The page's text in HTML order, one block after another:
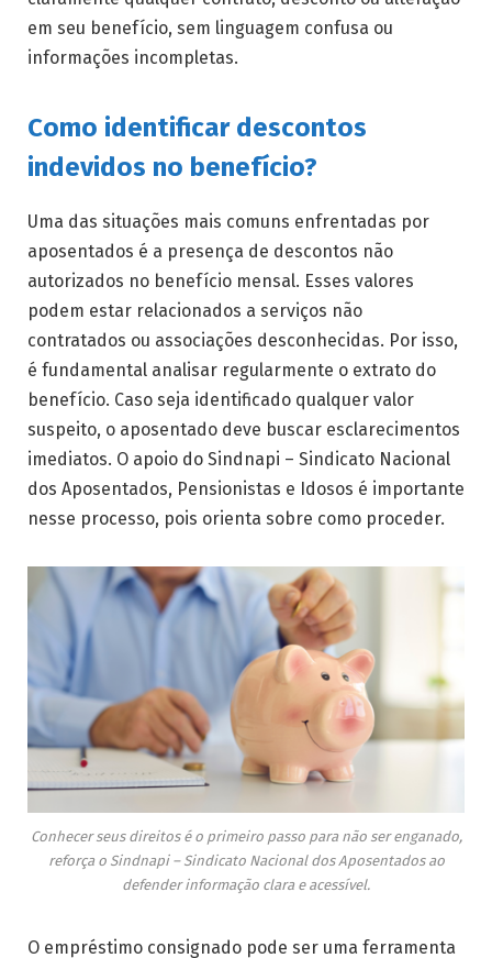
em seu benefício, sem linguagem confusa ou
informações incompletas.
Como identificar descontos
indevidos no benefício?
Uma das situações mais comuns enfrentadas por
aposentados é a presença de descontos não
autorizados no benefício mensal. Esses valores
podem estar relacionados a serviços não
contratados ou associações desconhecidas. Por isso,
é fundamental analisar regularmente o extrato do
benefício. Caso seja identificado qualquer valor
suspeito, o aposentado deve buscar esclarecimentos
imediatos. O apoio do Sindnapi – Sindicato Nacional
dos Aposentados, Pensionistas e Idosos é importante
nesse processo, pois orienta sobre como proceder.
Conhecer seus direitos é o primeiro passo para não ser enganado,
reforça o Sindnapi – Sindicato Nacional dos Aposentados ao
defender informação clara e acessível.
O empréstimo consignado pode ser uma ferramenta